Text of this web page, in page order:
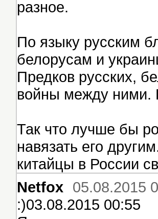
разное.
По языку русским
белорусам и
Предков русских,
войны между ними.
Так что лучше бы
навязать его
китайцы в России
Netfox 05.08.2015
:)03.08.2015 00:55